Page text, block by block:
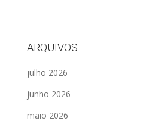
ARQUIVOS
julho 2026
junho 2026
maio 2026